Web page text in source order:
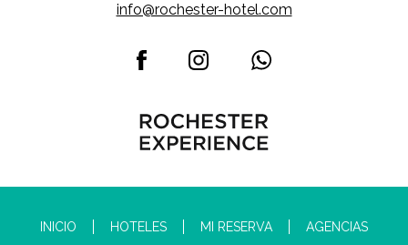
info@rochester-hotel.com
INICIO HOTELES MI RESERVA AGENCIAS